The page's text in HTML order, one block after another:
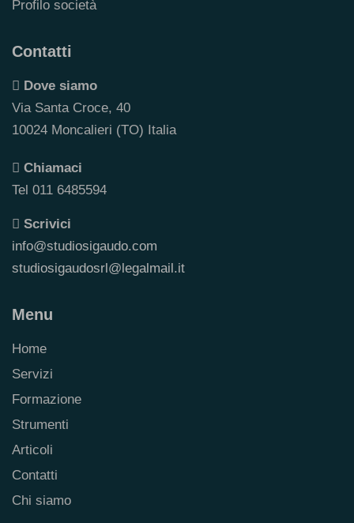
Profilo società
Contatti
Dove siamo
Via Santa Croce, 40
10024 Moncalieri (TO) Italia
Chiamaci
Tel 011 6485594
Scrivici
info@studiosigaudo.com
studiosigaudosrl@legalmail.it
Menu
Home
Servizi
Formazione
Strumenti
Articoli
Contatti
Chi siamo